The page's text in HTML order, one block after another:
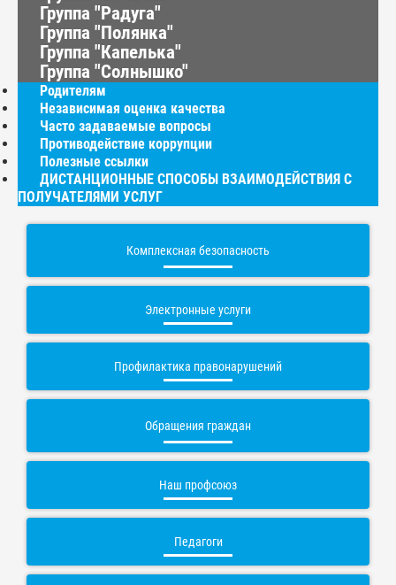
Группа "Радуга"
Группа "Полянка"
Группа "Капелька"
Группа "Солнышко"
Родителям
Независимая оценка качества
Часто задаваемые вопросы
Противодействие коррупции
Полезные ссылки
ДИСТАНЦИОННЫЕ СПОСОБЫ ВЗАИМОДЕЙСТВИЯ С
ПОЛУЧАТЕЛЯМИ УСЛУГ
Комплексная безопасность
Электронные услуги
Профилактика правонарушений
Обращения граждан
Наш профсоюз
Педагоги